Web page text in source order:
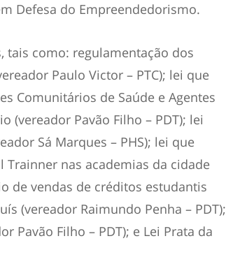
Defesa do Empreendedorismo.
como: regulamentação dos
Paulo Victor – PTC); lei que
Comunitários de Saúde e Agentes
(vereador Pavão Filho – PDT); lei
Sá Marques – PHS); lei que
Trainner nas academias da cidade
de vendas de créditos estudantis
(vereador Raimundo Penha – PDT);
Pavão Filho – PDT); e Lei Prata da